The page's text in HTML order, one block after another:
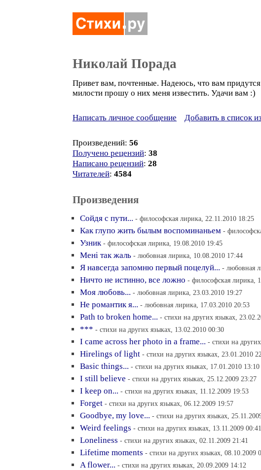
Николай Порада
Привет вам, почтенные. Надеюсь, что вам
милости прошу о них меня известить. Удачи вам :)
Написать личное сообщение Добавить в список
Произведений: 56
Получено рецензий: 38
Написано рецензий: 28
Читателей: 4584
Произведения
Сойдя с пути... - философская лирика, 22.11.2010 18:25
Как глупо жить былым воспоминаньем -
Узник - философская лирика, 19.08.2010 19:45
Менi так жаль - любовная лирика, 10.08.2010 17:44
Я навсегда запомню первый поцелуй... - любовная
Ничто не истинно, все ложно - философская лирика,
Моя любовь... - любовная лирика, 23.03.2010 19:27
Не романтик я... - любовная лирика, 17.03.2010 20:53
Path to broken home... - стихи на других языках,
*** - стихи на других языках, 13.02.2010 00:30
I came across her photo in a frame... - стихи на
Hirelings of light - стихи на других языках, 23.01.2010
Basic things... - стихи на других языках, 17.01.2010 13:10
I still believe - стихи на других языках, 25.12.2009 23:27
I keep on... - стихи на других языках, 11.12.2009 19:53
Forget - стихи на других языках, 06.12.2009 19:57
Goodbye, my love... - стихи на других языках,
Weird feelings - стихи на других языках, 13.11.2009 00:41
Loneliness - стихи на других языках, 02.11.2009 21:41
Lifetime moments - стихи на других языках, 08.10.2009
A flower... - стихи на других языках, 20.09.2009 14:12